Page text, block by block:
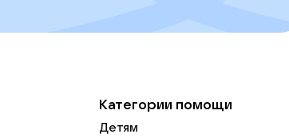
Категории помощи
Детям